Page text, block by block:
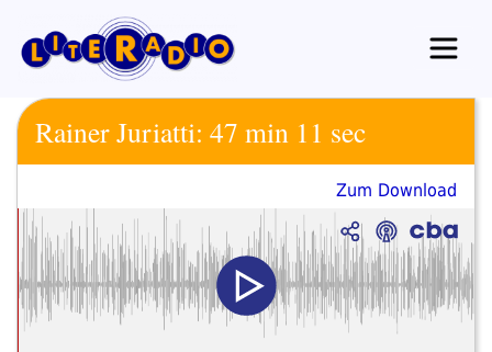
Inhalt
springen
Rainer Juriatti: 47 min 11 sec
Zum Download